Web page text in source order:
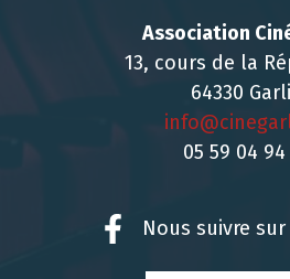
Association
13, cours de la
64330
05 59 04 94
Nous suivre